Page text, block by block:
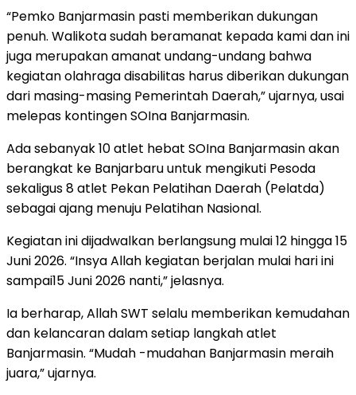
“Pemko Banjarmasin pasti memberikan dukungan
penuh. Walikota sudah beramanat kepada kami dan ini
juga merupakan amanat undang-undang bahwa
kegiatan olahraga disabilitas harus diberikan dukungan
dari masing-masing Pemerintah Daerah,” ujarnya, usai
melepas kontingen SOIna Banjarmasin.
Ada sebanyak 10 atlet hebat SOIna Banjarmasin akan
berangkat ke Banjarbaru untuk mengikuti Pesoda
sekaligus 8 atlet Pekan Pelatihan Daerah (Pelatda)
sebagai ajang menuju Pelatihan Nasional.
Kegiatan ini dijadwalkan berlangsung mulai 12 hingga 15
Juni 2026. “Insya Allah kegiatan berjalan mulai hari ini
sampai15 Juni 2026 nanti,” jelasnya.
Ia berharap, Allah SWT selalu memberikan kemudahan
dan kelancaran dalam setiap langkah atlet
Banjarmasin. “Mudah -mudahan Banjarmasin meraih
juara,” ujarnya.